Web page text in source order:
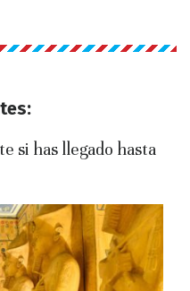
si has llegado hasta